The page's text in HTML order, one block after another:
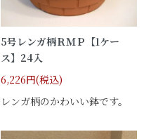
5号レンガ柄ＲＭＰ【1ケー
ス】24入
6,226円(税込)
レンガ柄のかわいい鉢です。